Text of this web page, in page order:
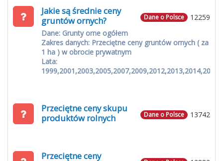
12259
Dane o Polsce
Jakie są średnie ceny
gruntów ornych?
Dane: Grunty orne ogółem
Zakres danych: Przeciętne ceny gruntów ornych ( za
1 ha ) w obrocie prywatnym
Lata:
1999,2001,2003,2005,2007,2009,2012,2013,2014,2015
13742
Dane o Polsce
Przeciętne ceny skupu
produktów rolnych
Przeciętne ceny